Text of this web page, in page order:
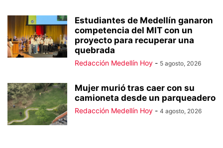
Estudiantes de Medellín ganaron
competencia del MIT con un
proyecto para recuperar una
quebrada
Redacción Medellín Hoy - 5 agosto, 2026
Mujer murió tras caer con su
camioneta desde un parqueadero
Redacción Medellín Hoy - 4 agosto, 2026